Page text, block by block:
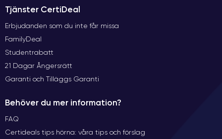
Tjänster CertiDeal
Erbjudanden som du inte får missa
FamilyDeal
Studentrabatt
21 Dagar Ångersrätt
Garanti och Tilläggs Garanti
Behöver du mer information?
FAQ
Certideals tips hörna: våra tips och förslag